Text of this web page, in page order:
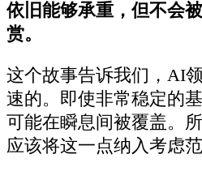
依旧能够承重，但不会
赏。
这个故事告诉我们，AI
速的。即使非常稳定的
可能在瞬息间被覆盖。
应该将这一点纳入考虑范